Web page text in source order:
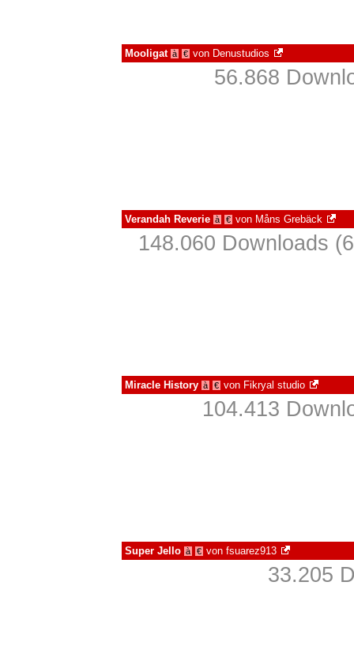
Mooligat à € von Denustudios
56.868
Verandah Reverie à € von Måns Grebäck
148.060 Downloads
Miracle History à € von Fikryal studio
104.413
Super Jello à € von fsuarez913
33.205